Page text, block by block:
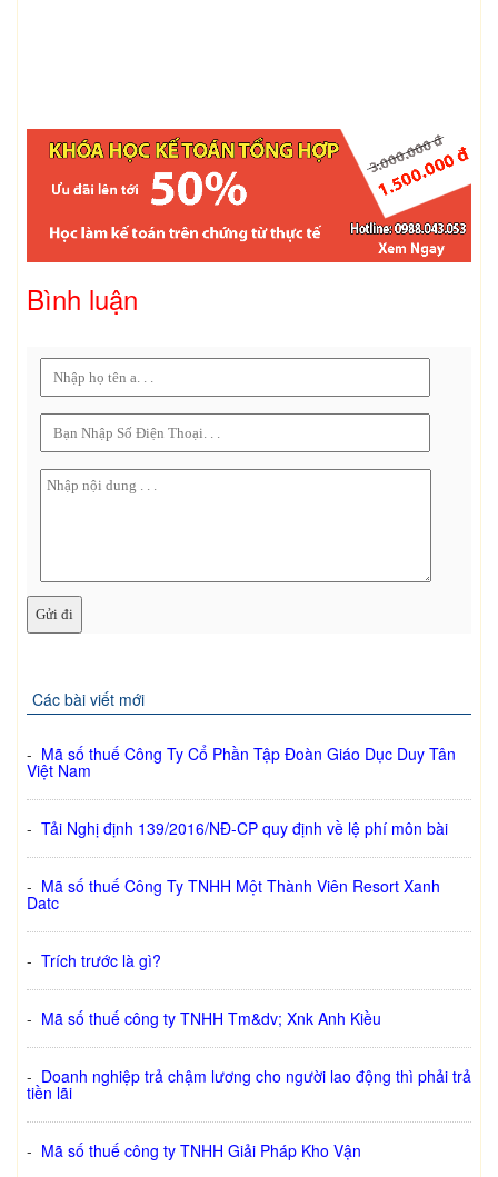
Bình luận
Các bài viết mới
- Mã số thuế Công Ty Cổ Phần Tập Đoàn Giáo Dục Duy Tân
Việt Nam
- Tải Nghị định 139/2016/NĐ-CP quy định về lệ phí môn bài
- Mã số thuế Công Ty TNHH Một Thành Viên Resort Xanh
Datc
- Trích trước là gì?
- Mã số thuế công ty TNHH Tm&dv; Xnk Anh Kiều
- Doanh nghiệp trả chậm lương cho người lao động thì phải trả
tiền lãi
- Mã số thuế công ty TNHH Giải Pháp Kho Vận